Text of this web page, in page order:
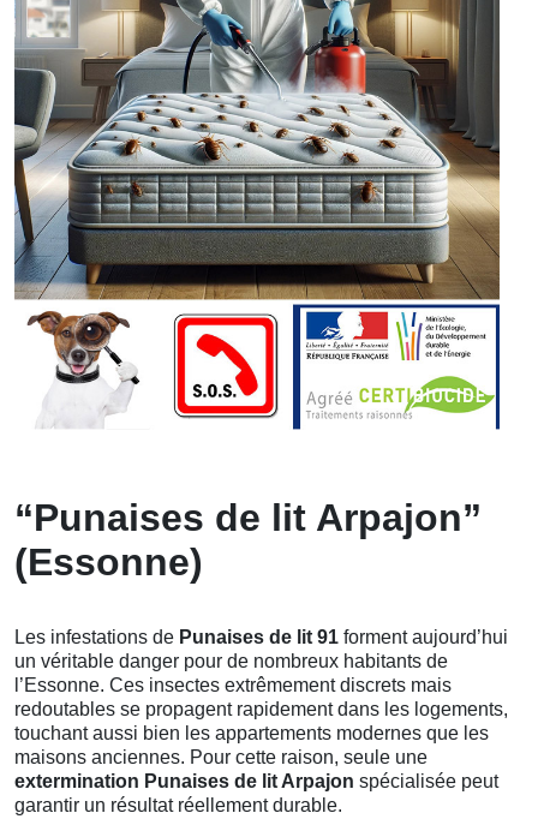
“Punaises de lit Arpajon”
(Essonne)
Les infestations de Punaises de lit 91 forment aujourd’hui
un véritable danger pour de nombreux habitants de
l’Essonne. Ces insectes extrêmement discrets mais
redoutables se propagent rapidement dans les logements,
touchant aussi bien les appartements modernes que les
maisons anciennes. Pour cette raison, seule une
extermination Punaises de lit Arpajon spécialisée peut
garantir un résultat réellement durable.